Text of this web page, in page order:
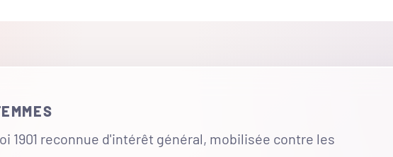
1901 reconnue d'intérêt général, mobilisée contre les